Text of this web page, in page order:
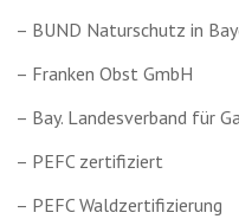
– BUND Naturschutz in
– Franken Obst GmbH
– Bay. Landesverband für
– PEFC zertifiziert
– PEFC Waldzertifizierung